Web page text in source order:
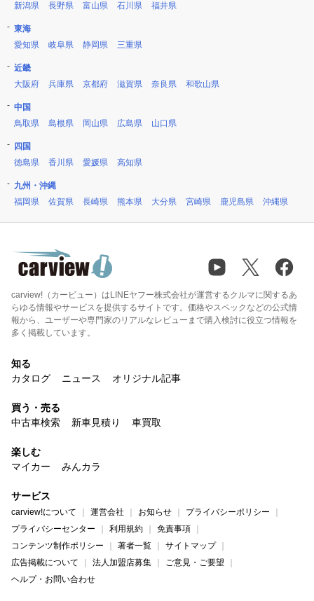
新潟県
長野県 富山県 石川県 福井県
東海
愛知県
岐阜県 静岡県 三重県
近畿
大阪府
兵庫県 京都府 滋賀県 奈良県 和歌山県
中国
鳥取県
島根県 岡山県 広島県 山口県
四国
徳島県
香川県 愛媛県 高知県
九州・沖縄
福岡県
佐賀県 長崎県 熊本県 大分県 宮崎県 鹿児島県 沖縄県
carview!（カービュー）はLINEヤフー株式会社が運営するクルマに関するあ
らゆる情報やサービスを提供するサイトです。価格やスペックなどの公式情
報から、ユーザーや専門家のリアルなレビューまで購入検討に役立つ情報を
多く掲載しています。
知る
カタログ
ニュース オリジナル記事
買う・売る
中古車検索
新車見積り 車買取
楽しむ
マイカー
みんカラ
サービス
carview!について 運営会社 お知らせ
プライバシーポリシー
プライバシーセンター
利用規約
免責事項
コンテンツ制作ポリシー
著者一覧
サイトマップ
広告掲載について
法人加盟店募集
ご意見・ご要望
ヘルプ・お問い合わせ